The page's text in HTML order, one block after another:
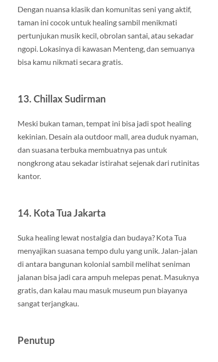
Dengan nuansa klasik dan komunitas seni yang aktif,
taman ini cocok untuk healing sambil menikmati
pertunjukan musik kecil, obrolan santai, atau sekadar
ngopi. Lokasinya di kawasan Menteng, dan semuanya
bisa kamu nikmati secara gratis.
13. Chillax Sudirman
Meski bukan taman, tempat ini bisa jadi spot healing
kekinian. Desain ala outdoor mall, area duduk nyaman,
dan suasana terbuka membuatnya pas untuk
nongkrong atau sekadar istirahat sejenak dari rutinitas
kantor.
14. Kota Tua Jakarta
Suka healing lewat nostalgia dan budaya? Kota Tua
menyajikan suasana tempo dulu yang unik. Jalan-jalan
di antara bangunan kolonial sambil melihat seniman
jalanan bisa jadi cara ampuh melepas penat. Masuknya
gratis, dan kalau mau masuk museum pun biayanya
sangat terjangkau.
Penutup